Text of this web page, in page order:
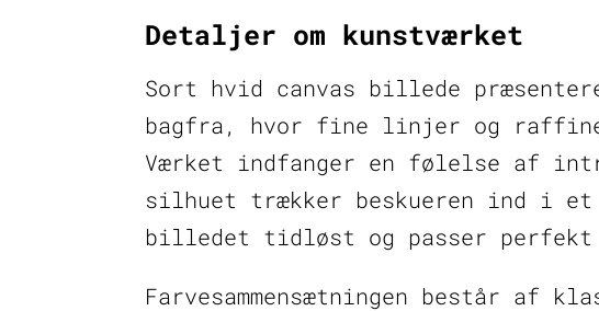
Detaljer om kunstværket
Sort hvid canvas billede
bagfra, hvor fine linjer og
Værket indfanger en følelse af
silhuet trækker beskueren ind i
billedet tidløst og passer perfekt
Farvesammensætningen består af